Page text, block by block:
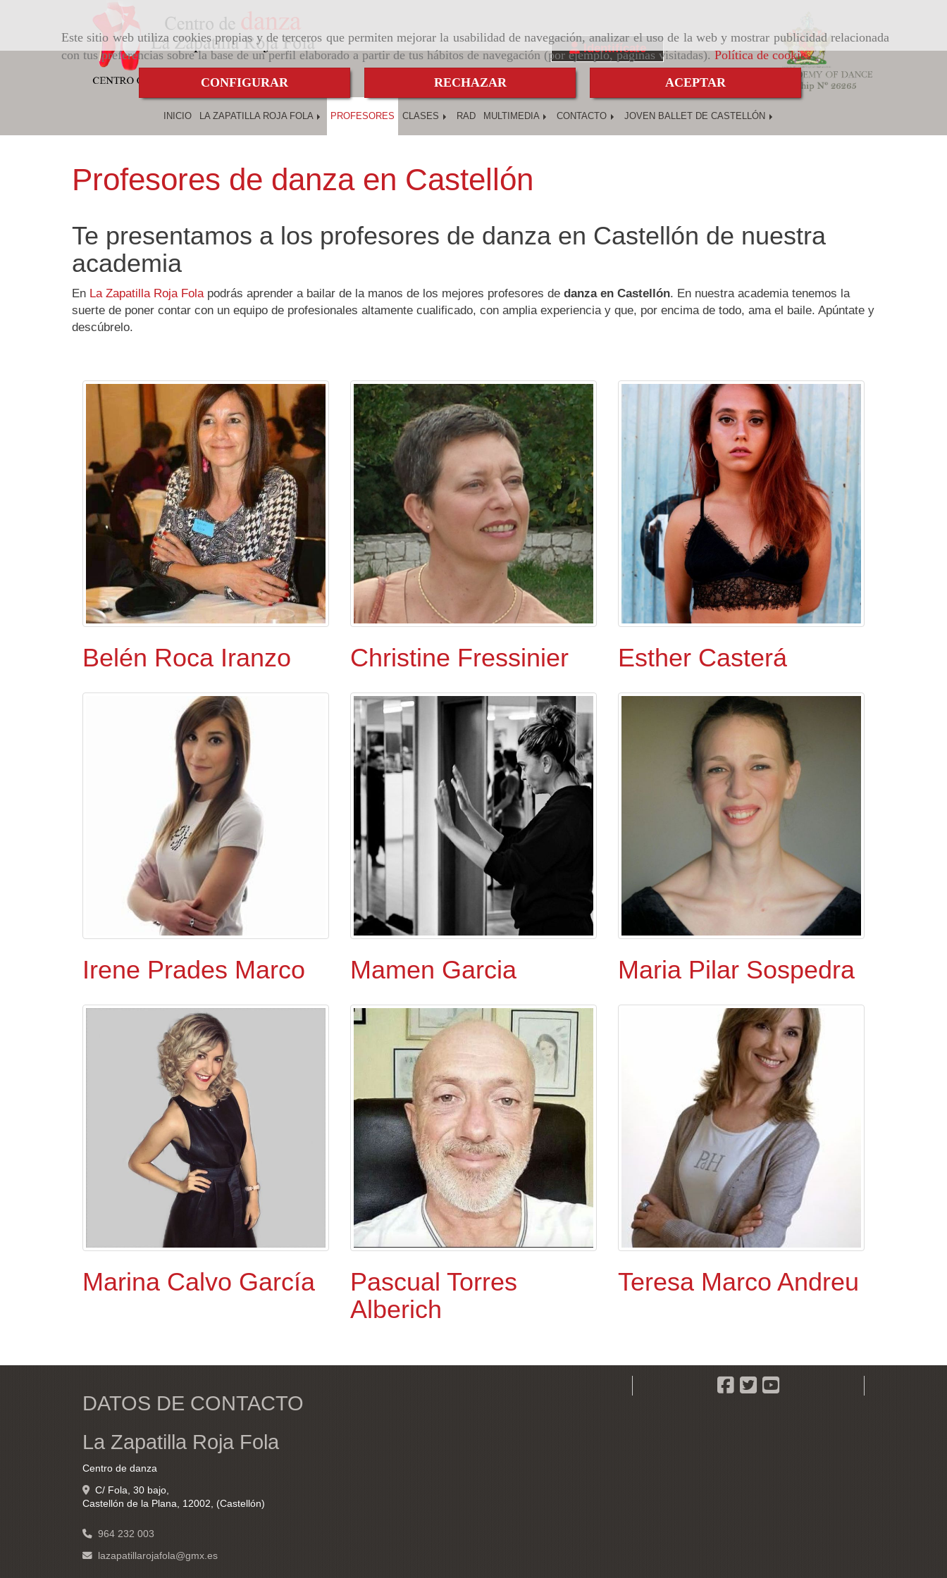
Este sitio web utiliza cookies propias y de terceros que permiten mejorar la usabilidad de navegación, analizar el uso de la web y mostrar publicidad relacionada
con tus preferencias sobre la base de un perfil elaborado a partir de tus hábitos de navegación (por ejemplo, páginas visitadas).Política de cookies.
CONFIGURAR
RECHAZAR ACEPTAR
Identifícate
INICIO LA ZAPATILLA ROJA FOLA PROFESORES CLASES RAD MULTIMEDIA CONTACTO JOVEN BALLET DE CASTELLÓN
Profesores de danza en Castellón
Te presentamos a los profesores de danza en Castellón de nuestra
academia
En La Zapatilla Roja Folapodrás aprender a bailar de la manos de los mejores profesores de danza en Castellón. En nuestra academia tenemos la
suerte de poner contar con un equipo de profesionales altamente cualificado, con amplia experiencia y que, por encima de todo, ama el baile. Apúntate y
descúbrelo.
Belén Roca Iranzo Christine Fressinier Esther Casterá
Irene Prades Marco Mamen Garcia Maria Pilar Sospedra
Marina Calvo García
Pascual Torres
Alberich
Teresa Marco Andreu
DATOS DE CONTACTO
La Zapatilla Roja Fola
Centro de danza
C/ Fola, 30 bajo,
Castellón de la Plana, 12002, (Castellón)
964 232 003
lazapatillarojafola gmx.es